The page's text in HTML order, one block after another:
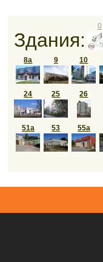
Здания:
0
8а 9 10
24 25 26
51а 53 55а